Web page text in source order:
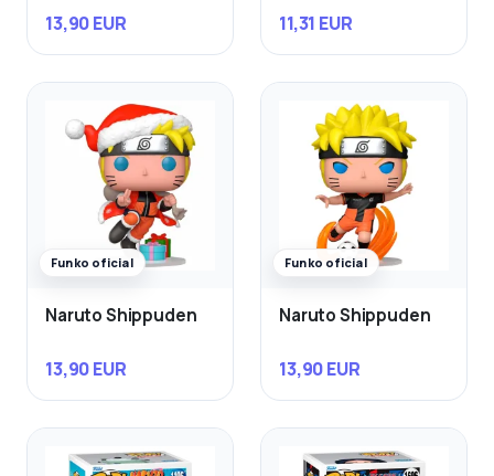
13,90 EUR 11,31 EUR
Funko oficial
Naruto Shippuden
13,90 EUR
Funko oficial
Naruto Shippuden
13,90 EUR